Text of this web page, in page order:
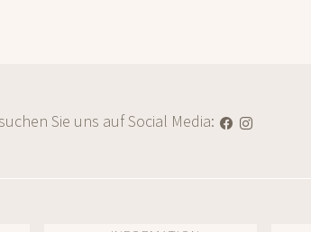
Sie uns auf Social Media: